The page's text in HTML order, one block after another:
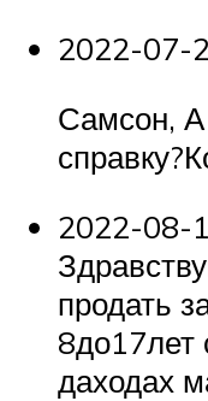
2022-07-
Самсон, А
2022-08-
продать
8до17лет
даходах